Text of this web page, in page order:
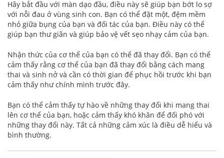
Hãy bắt đầu với màn dạo đầu, điều này sẽ giúp bạn bớt lo sợ
với nỗi đau ở vùng sinh con. Bạn có thể đặt một, đệm mềm
nhỏ giữa bụng của bạn và đối tác của bạn. Điều này có thể
giúp bạn thư giãn và giúp bảo vệ vết sẹo nhạy cảm của bạn.
Nhận thức của cơ thể của bạn có thể đã thay đổi. Bạn có thể
cảm thấy rằng cơ thể của bạn đã thay đổi bằng cách mang
thai và sinh nở và cần có thời gian để phục hồi trước khi bạn
cảm thấy như chính mình trước đây.
Bạn có thể cảm thấy tự hào về những thay đổi khi mang thai
lên cơ thể của bạn, hoặc cảm thấy khó khăn để đối phó với
những thay đổi này. Tất cả những cảm xúc là điều dễ hiểu và
bình thường.